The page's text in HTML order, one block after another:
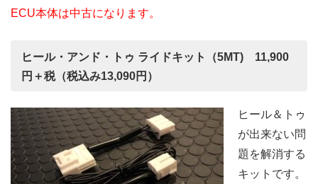
ECU本体は中古になります。
ヒール・アンド・トゥ ライドキット（5MT) 11,900
円＋税（税込み13,090円）
ヒール＆トゥ
が出来ない問
題を解消する
キットです。